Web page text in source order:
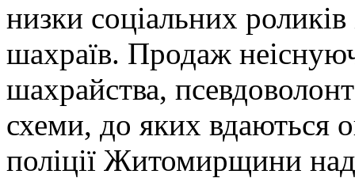
низки соціальних
шахраїв. Продаж
шахрайства,
схеми, до яких
поліції Житомирщини